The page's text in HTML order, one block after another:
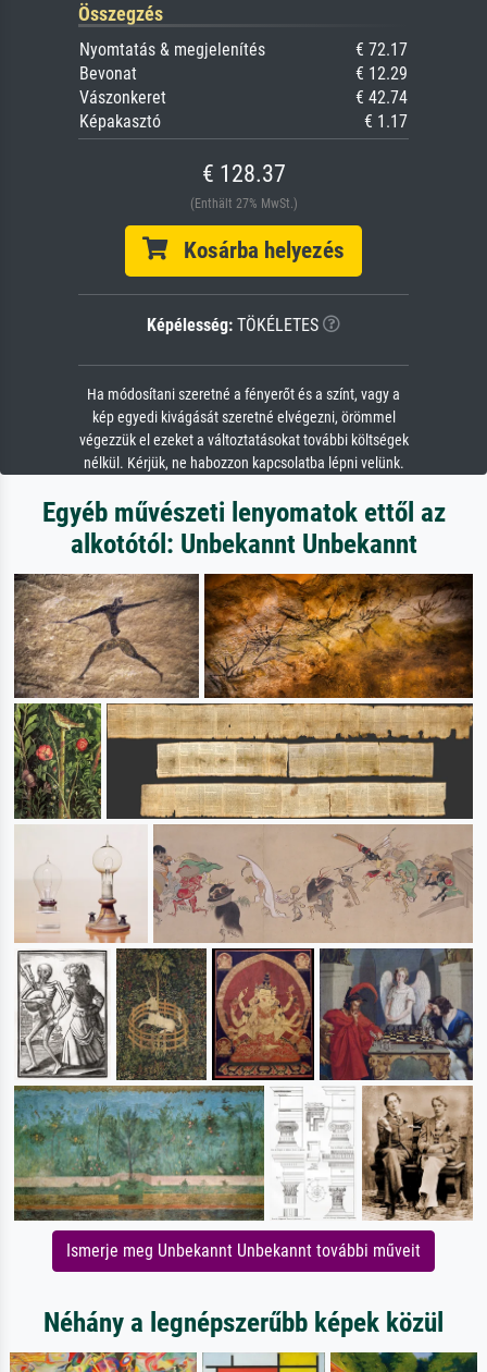
Összegzés
Nyomtatás & megjelenítés
€ 72.17
Bevonat
€ 12.29
Vászonkeret
€ 42.74
Képakasztó
€ 1.17
€ 128.37
(Enthält 27% MwSt.)
Kosárba helyezés
Képélesség: TÖKÉLETES
Ha módosítani szeretné a fényerőt és a színt, vagy a
kép egyedi kivágását szeretné elvégezni, örömmel
végezzük el ezeket a változtatásokat további költségek
nélkül. Kérjük, ne habozzon kapcsolatba lépni velünk.
Egyéb művészeti lenyomatok ettől az
alkotótól: Unbekannt Unbekannt
Ismerje meg Unbekannt Unbekannt további műveit
Néhány a legnépszerűbb képek közül